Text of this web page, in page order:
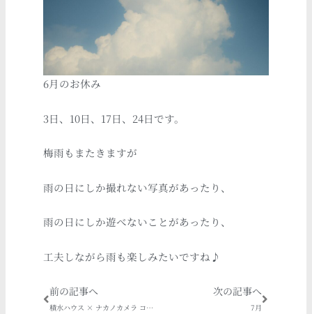
6月のお休み
3日、10日、17日、24日です。
梅雨もまたきますが
雨の日にしか撮れない写真があったり、
雨の日にしか遊べないことがあったり、
工夫しながら雨も楽しみたいですね♪
Prev
前の記事へ
積水ハウス × ナカノカメラ コラボ企画 《家族写真無料体験》
次の記事へ
7月
Next